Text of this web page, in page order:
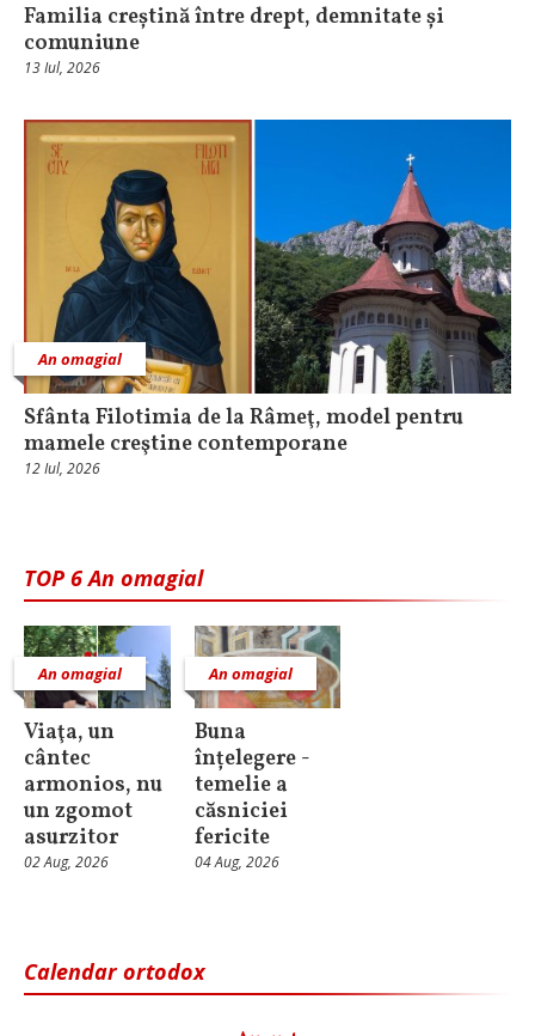
Familia creștină între drept, demnitate și
comuniune
13 Iul, 2026
An omagial
Sfânta Filotimia de la Râmeţ, model pentru
mamele creştine contemporane
12 Iul, 2026
TOP 6 An omagial
An omagial
Viaţa, un
cântec
armonios, nu
un zgomot
asurzitor
02 Aug, 2026
An omagial
Buna
înțelegere -
temelie a
căsniciei
fericite
04 Aug, 2026
Calendar ortodox